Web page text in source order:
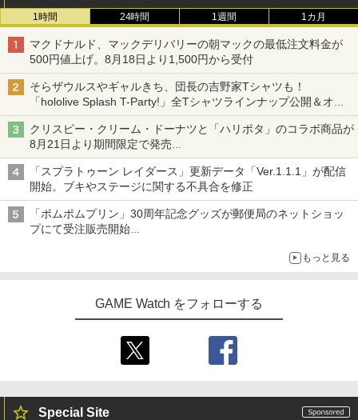
1時間 24時間 1週間 1カ月
マクドナルド、マックデリバリーの朝マックの最低注文料金が
500円値上げ。8月18日より1,500円から受付
そらザウルスやギャルきち、団長の吉野家Tシャツも！
「hololive Splash T-Party!」全Tシャツラインナップ公開＆オン
ライン販売開始
クリスピー・クリーム・ドーナツと「ハリポタ」のコラボ商品が
8月21日より期間限定で発売
組分け帽子ドーナツなど見た目も楽しい商品が登場
「スプラトゥーン レイダース」更新データ「Ver.1.1.1」が配信
開始。ブキやステージに関する不具合を修正
「ポムポムプリン」30周年記念グッズが郵便局のネットショッ
プにて受注販売開始
もっと見る
GAME Watch をフォローする
Special Site